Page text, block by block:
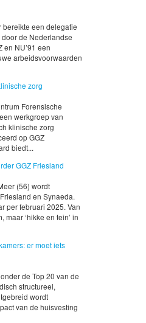
een delegatie
de Nederlandse
en NU’91 een
arbeidsvoorwaarden
zorg
Forensische
werkgroep van
klinische zorg
op GGZ
biedt...
GGZ Friesland
(56) wordt
en Synaeda.
per februari 2025. Van
maar ‘hikke en tein’ in
er moet iets
de Top 20 van de
structureel,
wordt
van de huisvesting